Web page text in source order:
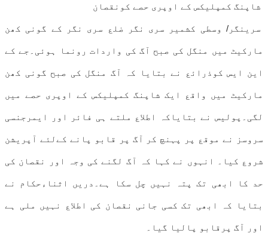
شاپنگ کمپلیکس کے اوپری حصے کونقصان
سرینگر/ وسطی کشمیر سری نگر ضلع سری نگر کے گونی کھن
مارکیٹ میں منگل کی صبح آگ کی واردات رونما ہوئی۔جے کے
این ایس کوذرائع نے بتایا کہ آگ منگل کی صبح گونی کھن
مارکیٹ میں واقع ایک شاپنگ کمپلیکس کے اوپری حصے میں
لگی۔پولیس نے بتایاکہ اطلاع ملتے ہی فائر اور ایمرجنسی
سروسز نے موقع پر پہنچ کر آگ پر قابو پانے کےلئے آپریشن
شروع کیا۔ انہوں نے کہا کہ آگ لگنے کی وجہ اور نقصان کی
حد کا ابھی تک پتہ نہیں چل سکا ہے۔دریں اثناءحکام نے
بتایا کہ ابھی تک کسی جانی نقصان کی اطلاع نہیں ملی ہے
اور آگ پرقابو پالیا گیا۔